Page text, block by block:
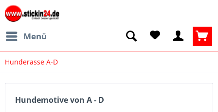
Menü
Hunderasse A-D
Hundemotive von A - D